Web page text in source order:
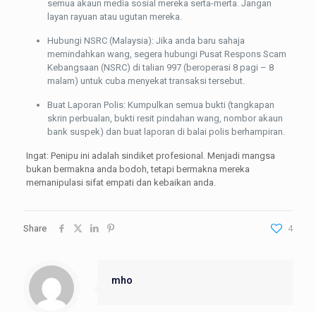
semua akaun media sosial mereka serta-merta. Jangan
layan rayuan atau ugutan mereka.
Hubungi NSRC (Malaysia): Jika anda baru sahaja
memindahkan wang, segera hubungi Pusat Respons Scam
Kebangsaan (NSRC) di talian 997 (beroperasi 8 pagi – 8
malam) untuk cuba menyekat transaksi tersebut.
Buat Laporan Polis: Kumpulkan semua bukti (tangkapan
skrin perbualan, bukti resit pindahan wang, nombor akaun
bank suspek) dan buat laporan di balai polis berhampiran.
Ingat: Penipu ini adalah sindiket profesional. Menjadi mangsa
bukan bermakna anda bodoh, tetapi bermakna mereka
memanipulasi sifat empati dan kebaikan anda.
Share 4
mho